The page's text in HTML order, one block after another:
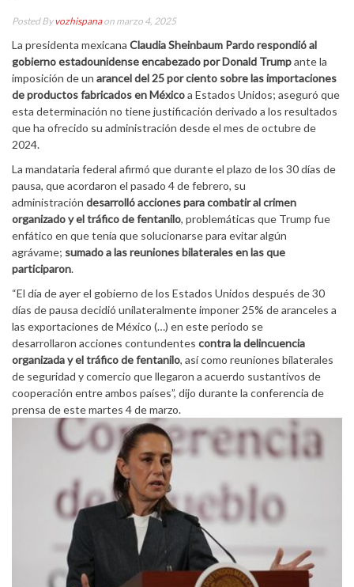
Posted Byvozhispanaon marzo 4, 2025
La presidenta mexicana Claudia Sheinbaum Pardo respondió al
gobierno estadounidense encabezado por Donald Trumpante la
imposición de un arancel del 25 por ciento sobre las importaciones
de productos fabricados en Méxicoa Estados Unidos; aseguró que
esta determinación no tiene justificación derivado a los resultados
que ha ofrecido su administración desde el mes de octubre de
2024.
La mandataria federal afirmó que durante el plazo de los 30 días de
pausa, que acordaron el pasado 4 de febrero, su
administración desarrolló acciones para combatir al crimen
organizado y el tráfico de fentanilo, problemáticas que Trump fue
enfático en que tenía que solucionarse para evitar algún
agrávame; sumado a las reuniones bilaterales en las que
participaron.
“El día de ayer el gobierno de los Estados Unidos después de 30
días de pausa decidió unilateralmente imponer 25% de aranceles a
las exportaciones de México (…) en este periodo se
desarrollaron acciones contundentes contra la delincuencia
organizada y el tráfico de fentanilo, así como reuniones bilaterales
de seguridad y comercio que llegaron a acuerdo sustantivos de
cooperación entre ambos países”, dijo durante la conferencia de
prensa de este martes 4 de marzo.